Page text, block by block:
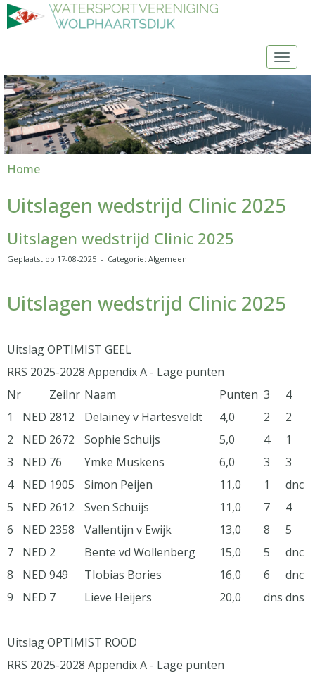
Home
Uitslagen wedstrijd Clinic 2025
Uitslagen wedstrijd Clinic 2025
Geplaatst op 17-08-2025 - Categorie: Algemeen
Uitslagen wedstrijd Clinic 2025
Uitslag OPTIMIST GEEL
RRS 2025-2028 Appendix A - Lage punten
Nr
Zeilnr Naam Punten 3
4
1
NED 2812 Delainey v Hartesveldt 4,0 2
2
2
NED 2672 Sophie Schuijs 5,0 4
1
3
NED 76 Ymke Muskens 6,0 3
3
4
NED 1905 Simon Peijen 11,0 1
dnc
5
NED 2612 Sven Schuijs 11,0 7
4
6
NED 2358 Vallentijn v Ewijk 13,0 8
5
7
NED 2 Bente vd Wollenberg 15,0 5
dnc
8
NED 949 TIobias Bories 16,0 6
dnc
9
NED 7 Lieve Heijers 20,0 dns dns
Uitslag OPTIMIST ROOD
RRS 2025-2028 Appendix A - Lage punten